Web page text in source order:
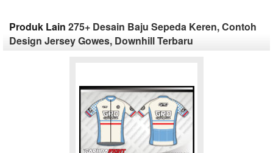
Produk Lain 275+ Desain Baju Sepeda Keren, Contoh
Design Jersey Gowes, Downhill Terbaru